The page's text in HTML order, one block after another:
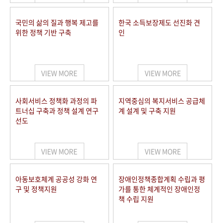
국민의 삶의 질과 행복 제고를
위한 정책 기반 구축
VIEW MORE
한국 소득보장제도 선진화 견
인
VIEW MORE
사회서비스 정책화 과정의 파
트너십 구축과 정책 설계 연구
선도
VIEW MORE
지역중심의 복지서비스 공급체
계 설계 및 구축 지원
VIEW MORE
아동보호체계 공공성 강화 연
구 및 정책지원
장애인정책종합계획 수립과 평
가를 통한 체계적인 장애인정
책 수립 지원